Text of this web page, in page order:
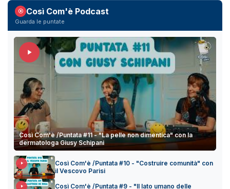
Così Com'è Podcast
Guarda le puntate
Così Com'è /Puntata #11 - "La pelle non dimentica" con la
dermatologa Giusy Schipani
Così Com'è /Puntata #10 - "Costruire comunità" con
il Vescovo Parisi
Così Com'è /Puntata #9 - "Il lato umano delle